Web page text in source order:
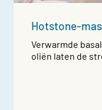
Hotstone-
Verwarmde
oliën laten de